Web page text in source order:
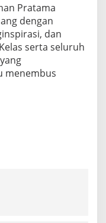
Pratama
dengan
dan
serta seluruh
menembus